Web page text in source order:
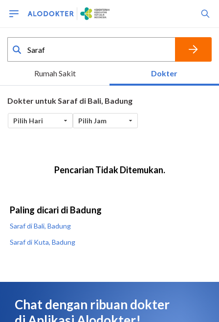
Paling dicari di Badung
Saraf di Bali, Badung
Saraf di Kuta, Badung